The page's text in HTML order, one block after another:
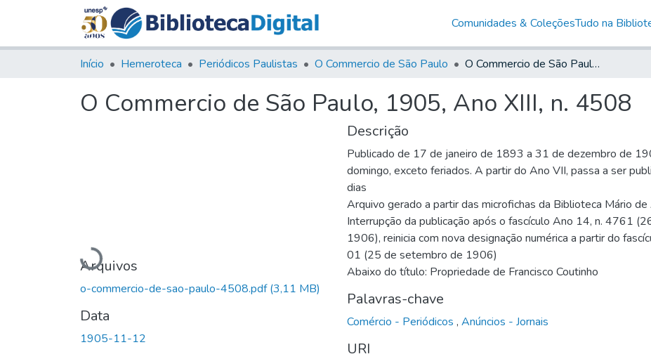
Comunidades & ColeçõesTudo na
Início Hemeroteca Periódicos Paulistas O Commercio de São Paulo O Commercio de São Paulo, 1905, Ano XIII, n. 4508
O Commercio de São Paulo, 1905, Ano XIII, n. 4508
Carregando...
Arquivos
o-commercio-de-sao-paulo-4508.pdf(3,11 MB)
Data
1905-11-12
Descrição
Publicado de 17 de janeiro de 1893 a 31 de dezembro de
domingo, exceto feriados. A partir do Ano VII, passa a ser
dias
Arquivo gerado a partir das microfichas da Biblioteca Mário de
Interrupção da publicação após o fascículo Ano 14, n. 4761
1906), reinicia com nova designação numérica a partir do
01 (25 de setembro de 1906)
Abaixo do título: Propriedade de Francisco Coutinho
Palavras-chave
Comércio - Periódicos , Anúncios - Jornais
URI